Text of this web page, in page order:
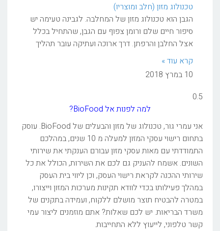
טכנולוג מזון (חלב ומוצריו)
הגבן הוא טכנולוג מזון של המחלבה. לגבינה טעימה יש
סיפור חיים שלם ורומן צפוף עם הגבן, שהתחיל בכלל
אצל החלבן והרפתן. דרך ארוכה ועתיקה עובר תהליך
קרא עוד »
10 במרץ 2018
למה לפנות אל BioFood?
אני עמרי גור, טכנולוג של מזון והבעלים של BioFood. עוסק
בתחום רישוי עסקי המזון למעלה מ 10 שנים, במהלכם
התמודדתי עם מאות עסקי מזון עבורם הענקתי את שירותי
השונים. אשמח להעניק גם לכם את השירות, הכולל את כל
שירותי ההכנה לקראת רישוי העסק, וכן ליווי בית העסק
במהלך פעילותו בכדי לוודא תקינות מערכות המזון וייצורו,
במטרה להבטיח תוצר מושלם ללקוח, ועמידה בתקנים של
משרד הבריאות. יש לכם שאלות? אתם מוזמנים ליצור עמי
קשר טלפוני, לייעוץ ללא התחייבות.